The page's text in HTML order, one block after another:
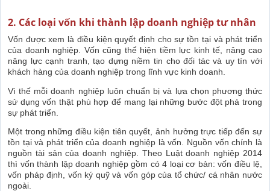
2. Các loại vốn khi thành lập doanh nghiệp tư nhân
Vốn được xem là điều kiện quyết định cho sự tồn tại và phát triển
của doanh nghiệp. Vốn cũng thể hiện tiềm lực kinh tế, nâng cao
năng lực cạnh tranh, tạo dựng niềm tin cho đối tác và uy tín với
khách hàng của doanh nghiệp trong lĩnh vực kinh doanh.
Vì thế mỗi doanh nghiệp luôn chuẩn bị và lựa chọn phương thức
sử dụng vốn thật phù hợp để mang lại những bước đột phá trong
sự phát triển.
Một trong những điều kiện tiên quyết, ảnh hưởng trực tiếp đến sự
tồn tại và phát triển của doanh nghiệp là vốn. Nguồn vốn chính là
nguồn tài sản của doanh nghiệp. Theo Luật doanh nghiệp 2014
thì vốn thành lập doanh nghiệp gồm có 4 loại cơ bản: vốn điều lệ,
vốn pháp định, vốn ký quỹ và vốn góp của tổ chức/ cá nhân nước
ngoài.